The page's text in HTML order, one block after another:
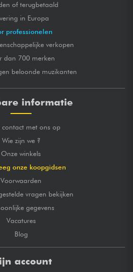
of terugbetaald
in Europa
professionelen
verkopen
dan 700 merken
beloonde muzikanten
informatie
contact met ons op
Wie zijn we ?
Onze winkels
onze koopgidsen
Voorwaarden
vragen bekijken
gegevens
Vacatures
Blog
account